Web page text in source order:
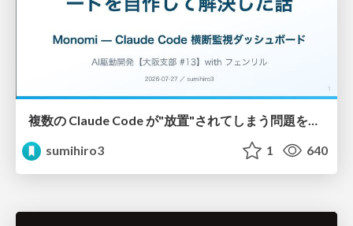
複数の Claude Code が"放置"されてしまう問題をCLI ダッシュボードを自作して解決した話
sumihiro3
1 640